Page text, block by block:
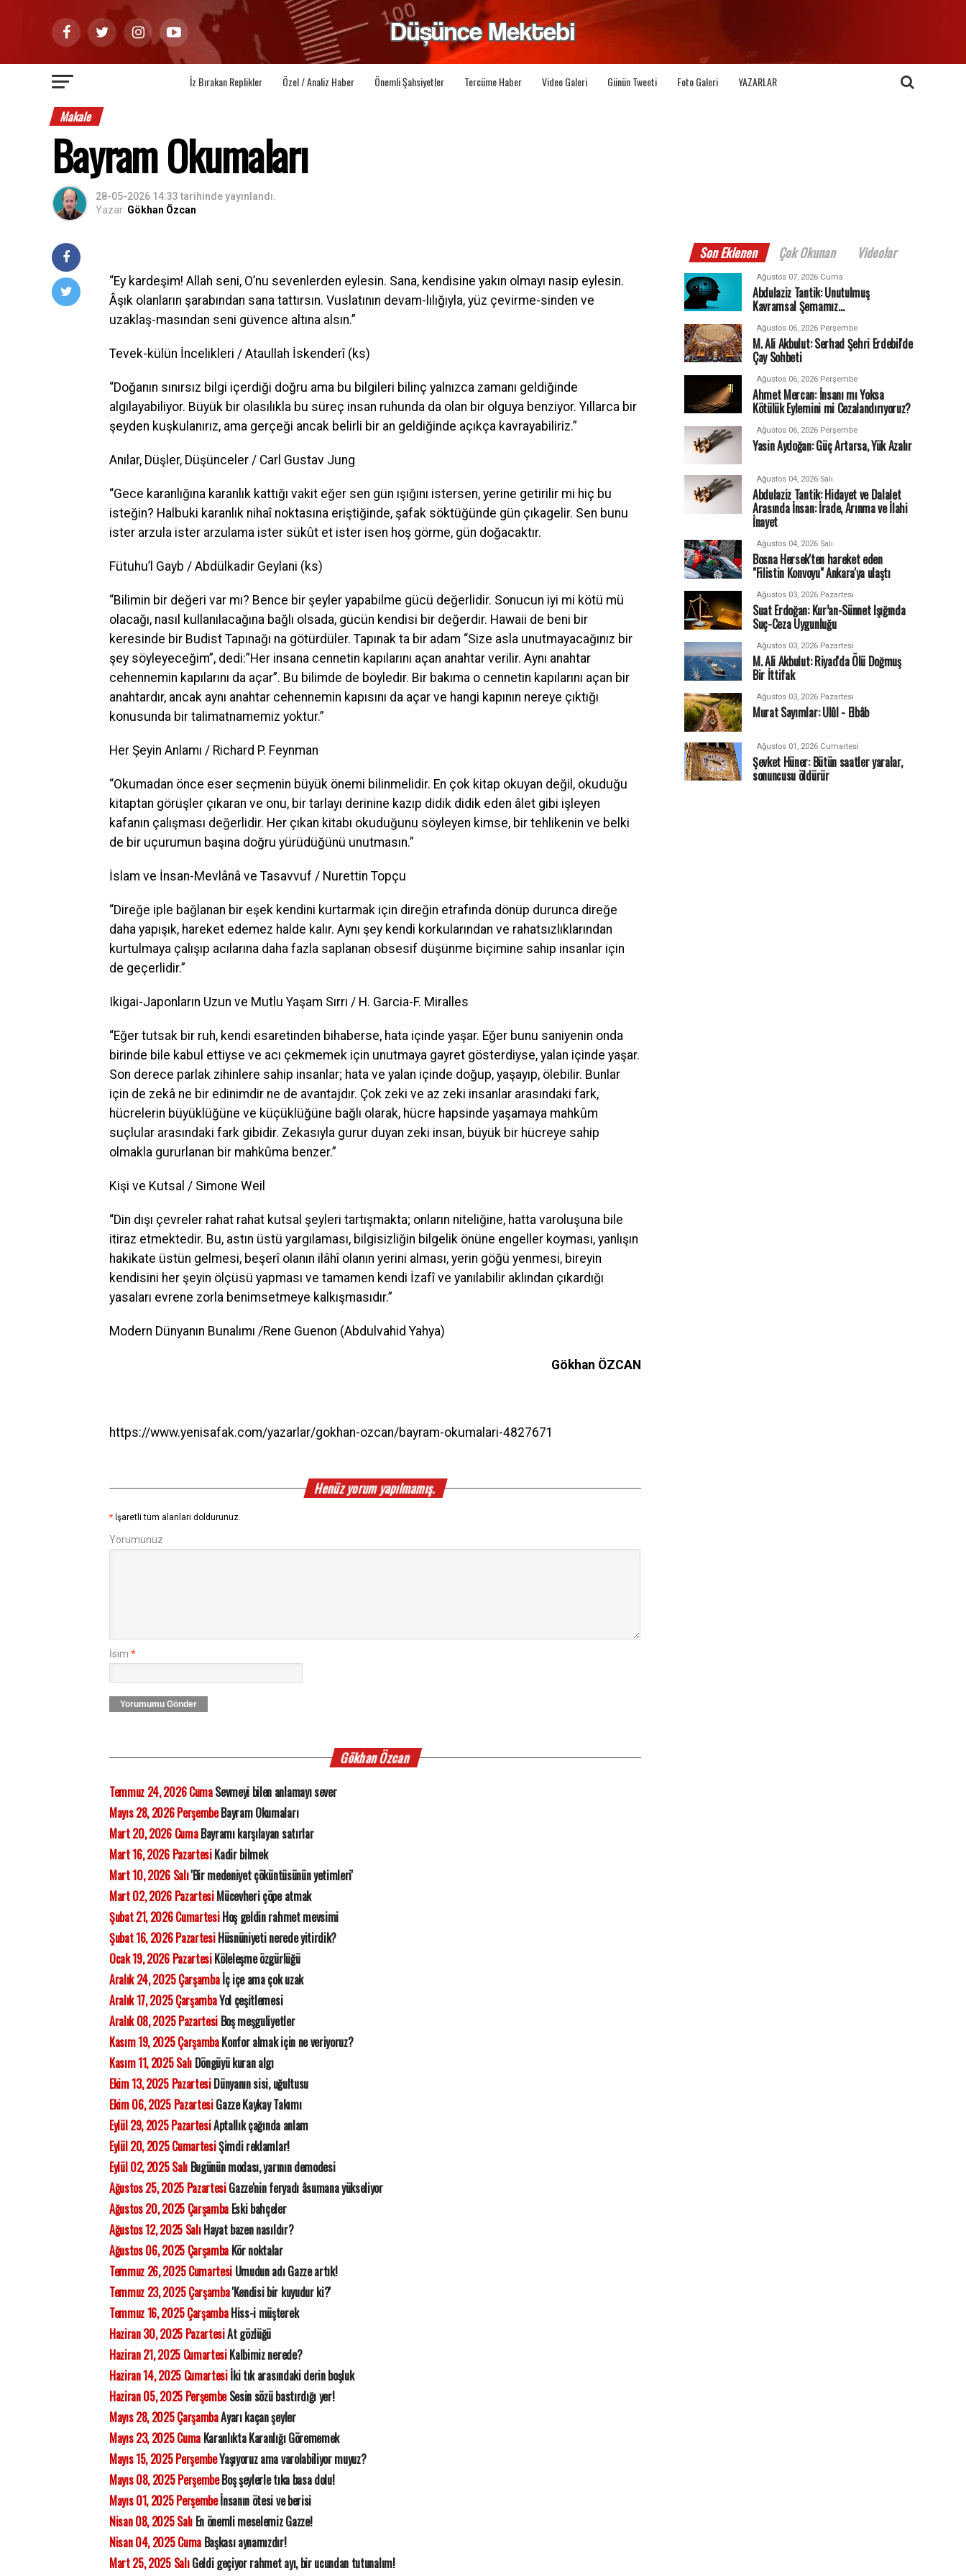
İz Bırakan Replikler Özel / Analiz Haber Önemli Şahsiyetler Tercüme Haber Video Galeri Günün Tweeti Foto Galeri YAZARLAR
Makale
Bayram Okumaları
28-05-2026 14:33 tarihinde yayınlandı.
Yazar: Gökhan Özcan
“Ey kardeşim! Allah seni, O’nu sevenlerden eylesin. Sana, kendisine yakın olmayı nasip eylesin.
Âşık olanların şarabından sana tattırsın. Vuslatının devam-lılığıyla, yüz çevirme-sinden ve
uzaklaş-masından seni güvence altına alsın.”
Tevek-külün İncelikleri / Ataullah İskenderî (ks)
“Doğanın sınırsız bilgi içerdiği doğru ama bu bilgileri bilinç yalnızca zamanı geldiğinde
algılayabiliyor. Büyük bir olasılıkla bu süreç insan ruhunda da olan bir olguya benziyor. Yıllarca bir
şeyden kuşkulanırız, ama gerçeği ancak belirli bir an geldiğinde açıkça kavrayabiliriz.”
Anılar, Düşler, Düşünceler / Carl Gustav Jung
“Gece karanlığına karanlık kattığı vakit eğer sen gün ışığını istersen, yerine getirilir mi hiç bu
isteğin? Halbuki karanlık nihaî noktasına eriştiğinde, şafak söktüğünde gün çıkagelir. Sen bunu
ister arzula ister arzulama ister sükût et ister isen hoş görme, gün doğacaktır.
Fütuhu’l Gayb / Abdülkadir Geylani (ks)
“Bilimin bir değeri var mı? Bence bir şeyler yapabilme gücü değerlidir. Sonucun iyi mi kötü mü
olacağı, nasıl kullanılacağına bağlı olsada, gücün kendisi bir değerdir. Hawaii de beni bir
keresinde bir Budist Tapınağı na götürdüler. Tapınak ta bir adam “Size asla unutmayacağınız bir
şey söyleyeceğim”, dedi:”Her insana cennetin kapılarını açan anahtar verilir. Aynı anahtar
cehennemin kapılarını da açar”. Bu bilimde de böyledir. Bir bakıma o cennetin kapılarını açan bir
anahtardır, ancak aynı anahtar cehennemin kapısını da açar ve hangi kapının nereye çıktığı
konusunda bir talimatnamemiz yoktur.”
Her Şeyin Anlamı / Richard P. Feynman
“Okumadan önce eser seçmenin büyük önemi bilinmelidir. En çok kitap okuyan değil, okuduğu
kitaptan görüşler çıkaran ve onu, bir tarlayı derinine kazıp didik didik eden âlet gibi işleyen
kafanın çalışması değerlidir. Her çıkan kitabı okuduğunu söyleyen kimse, bir tehlikenin ve belki
de bir uçurumun başına doğru yürüdüğünü unutmasın.”
İslam ve İnsan-Mevlânâ ve Tasavvuf / Nurettin Topçu
“Direğe iple bağlanan bir eşek kendini kurtarmak için direğin etrafında dönüp durunca direğe
daha yapışık, hareket edemez halde kalır. Aynı şey kendi korkularından ve rahatsızlıklarından
kurtulmaya çalışıp acılarına daha fazla saplanan obsesif düşünme biçimine sahip insanlar için
de geçerlidir.”
Ikigai-Japonların Uzun ve Mutlu Yaşam Sırrı / H. Garcia-F. Miralles
“Eğer tutsak bir ruh, kendi esaretinden bihaberse, hata içinde yaşar. Eğer bunu saniyenin onda
birinde bile kabul ettiyse ve acı çekmemek için unutmaya gayret gösterdiyse, yalan içinde yaşar.
Son derece parlak zihinlere sahip insanlar; hata ve yalan içinde doğup, yaşayıp, ölebilir. Bunlar
için de zekâ ne bir edinimdir ne de avantajdır. Çok zeki ve az zeki insanlar arasındaki fark,
hücrelerin büyüklüğüne ve küçüklüğüne bağlı olarak, hücre hapsinde yaşamaya mahkûm
suçlular arasındaki fark gibidir. Zekasıyla gurur duyan zeki insan, büyük bir hücreye sahip
olmakla gururlanan bir mahkûma benzer.”
Kişi ve Kutsal / Simone Weil
“Din dışı çevreler rahat rahat kutsal şeyleri tartışmakta; onların niteliğine, hatta varoluşuna bile
itiraz etmektedir. Bu, astın üstü yargılaması, bilgisizliğin bilgelik önüne engeller koyması, yanlışın
hakikate üstün gelmesi, beşerî olanın ilâhî olanın yerini alması, yerin göğü yenmesi, bireyin
kendisini her şeyin ölçüsü yapması ve tamamen kendi İzafî ve yanılabilir aklından çıkardığı
yasaları evrene zorla benimsetmeye kalkışmasıdır.”
Modern Dünyanın Bunalımı /Rene Guenon (Abdulvahid Yahya)
Gökhan ÖZCAN
https://www.yenisafak.com/yazarlar/gokhan-ozcan/bayram-okumalari-4827671
Henüz yorum yapılmamış.
* İşaretli tüm alanları doldurunuz.
Yorumunuz
İsim *
Yorumumu Gönder
Gökhan Özcan
Temmuz 24, 2026 CumaSevmeyi bilen anlamayı sever
Mayıs 28, 2026 PerşembeBayram Okumaları
Mart 20, 2026 CumaBayramı karşılayan satırlar
Mart 16, 2026 PazartesiKadir bilmek
Mart 10, 2026 Salı'Bir medeniyet çöküntüsünün yetimleri'
Mart 02, 2026 PazartesiMücevheri çöpe atmak
Şubat 21, 2026 CumartesiHoş geldin rahmet mevsimi
Şubat 16, 2026 PazartesiHüsnüniyeti nerede yitirdik?
Ocak 19, 2026 PazartesiKöleleşme özgürlüğü
Aralık 24, 2025 Çarşambaİç içe ama çok uzak
Aralık 17, 2025 ÇarşambaYol çeşitlemesi
Aralık 08, 2025 Pazartesi Boş meşguliyetler
Kasım 19, 2025 ÇarşambaKonfor almak için ne veriyoruz?
Kasım 11, 2025 SalıDöngüyü kuran algı
Ekim 13, 2025 PazartesiDünyanın sisi, uğultusu
Ekim 06, 2025 PazartesiGazze Kaykay Takımı
Eylül 29, 2025 PazartesiAptallık çağında anlam
Eylül 20, 2025 CumartesiŞimdi reklamlar!
Eylül 02, 2025 SalıBugünün modası, yarının demodesi
Ağustos 25, 2025 PazartesiGazze'nin feryadı âsumana yükseliyor
Ağustos 20, 2025 Çarşamba Eski bahçeler
Ağustos 12, 2025 SalıHayat bazen nasıldır?
Ağustos 06, 2025 Çarşamba Kör noktalar
Temmuz 26, 2025 Cumartesi Umudun adı Gazze artık!
Temmuz 23, 2025 Çarşamba'Kendisi bir kuyudur ki?'
Temmuz 16, 2025 ÇarşambaHiss-i müşterek
Haziran 30, 2025 PazartesiAt gözlüğü
Haziran 21, 2025 CumartesiKalbimiz nerede?
Haziran 14, 2025 Cumartesiİki tık arasındaki derin boşluk
Haziran 05, 2025 PerşembeSesin sözü bastırdığı yer!
Mayıs 28, 2025 ÇarşambaAyarı kaçan şeyler
Mayıs 23, 2025 CumaKaranlıkta Karanlığı Görememek
Mayıs 15, 2025 PerşembeYaşıyoruz ama varolabiliyor muyuz?
Mayıs 08, 2025 PerşembeBoş şeylerle tıka basa dolu!
Mayıs 01, 2025 Perşembeİnsanın ötesi ve berisi
Nisan 08, 2025 SalıEn önemli meselemiz Gazze!
Nisan 04, 2025 CumaBaşkası aynamızdır!
Mart 25, 2025 SalıGeldi geçiyor rahmet ayı, bir ucundan tutunalım!
Son Eklenen Çok Okunan Videolar
Ağustos 07, 2026 Cuma
Abdulaziz Tantik: Unutulmuş
Kavramsal Şemamız…
Ağustos 06, 2026 Perşembe
M. Ali Akbulut: Serhad Şehri Erdebil'de
Çay Sohbeti
Ağustos 06, 2026 Perşembe
Ahmet Mercan: İnsanı mı Yoksa
Kötülük Eylemini mi Cezalandırıyoruz?
Ağustos 06, 2026 Perşembe
Yasin Aydoğan: Güç Artarsa, Yük Azalır
Ağustos 04, 2026 Salı
Abdulaziz Tantik: Hidayet ve Dalalet
Arasında İnsan: İrade, Arınma ve İlahi
İnayet
Ağustos 04, 2026 Salı
Bosna Hersek'ten hareket eden
"Filistin Konvoyu" Ankara'ya ulaştı
Ağustos 03, 2026 Pazartesi
Suat Erdoğan: Kur’an-Sünnet Işığında
Suç-Ceza Uygunluğu
Ağustos 03, 2026 Pazartesi
M. Ali Akbulut: Riyad'da Ölü Doğmuş
Bir İttifak
Ağustos 03, 2026 Pazartesi
Murat Sayımlar: Ulûl - Elbâb
Ağustos 01, 2026 Cumartesi
Şevket Hüner: Bütün saatler yaralar,
sonuncusu öldürür